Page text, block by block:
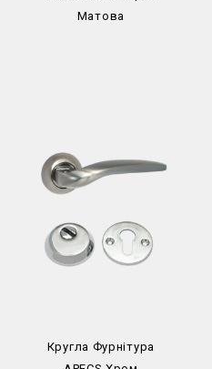
Матова
Кругла Фурнітура